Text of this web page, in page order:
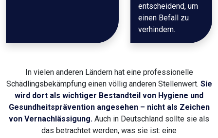
entscheidend, um
einen Befall zu
verhindern.
In vielen anderen Ländern hat eine professionelle
Schädlingsbekämpfung einen völlig anderen Stellenwert. Sie
wird dort als wichtiger Bestandteil von Hygiene und
Gesundheitsprävention angesehen – nicht als Zeichen
von Vernachlässigung. Auch in Deutschland sollte sie als
das betrachtet werden, was sie ist: eine